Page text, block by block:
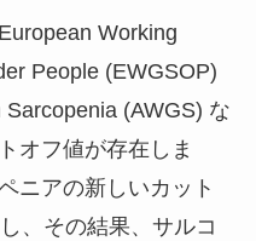
Working
People (EWGSOP)
(AWGS) な
オフ値が存在しま
ニアの新しいカット
、その結果、サルコ